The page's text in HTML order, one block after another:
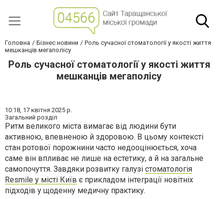
Головна Бізнес новини
Роль сучасної стоматології у якості життя
мешканців мегаполісу
Роль сучасної стоматології у якості життя
мешканців мегаполісу
10:18, 17 квітня 2025 р.
Загальний розділ
Ритм великого міста вимагає від людини бути
активною, впевненою й здоровою. В цьому контексті
стан ротової порожнини часто недооцінюється, хоча
саме він впливає не лише на естетику, а й на загальне
самопочуття. Завдяки розвитку галузі стоматологія
Resmile у місті Київ є прикладом інтеграції новітніх
підходів у щоденну медичну практику.